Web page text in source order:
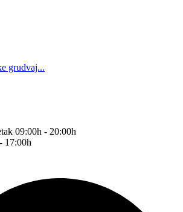
grudvaj...
09:00h - 20:00h
17:00h